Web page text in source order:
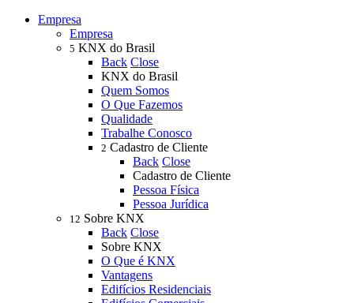
Empresa
Empresa
5 KNX do Brasil
Back Close
KNX do Brasil
Quem Somos
O Que Fazemos
Qualidade
Trabalhe Conosco
2 Cadastro de Cliente
Back Close
Cadastro de Cliente
Pessoa Física
Pessoa Jurídica
12 Sobre KNX
Back Close
Sobre KNX
O Que é KNX
Vantagens
Edifícios Residenciais